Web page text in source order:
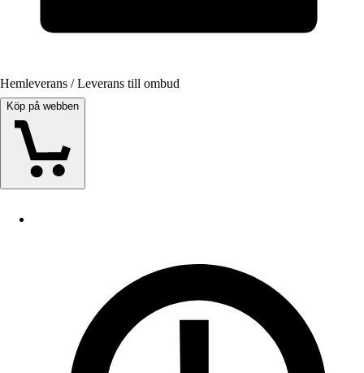
Hemleverans / Leverans till ombud
Köp på webben